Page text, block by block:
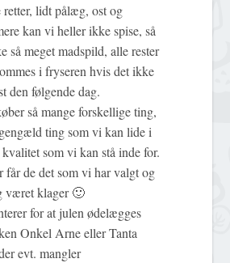
lidt pålæg, ost og
kan vi heller ikke spise, så
så meget madspild, alle rester
i fryseren hvis det ikke
den følgende dag.
så mange forskellige ting,
ting som vi kan lide i
som vi kan stå inde for.
får de det som vi har valgt og
været klager 🙂
for at julen ødelægges
Onkel Arne eller Tanta
evt. mangler